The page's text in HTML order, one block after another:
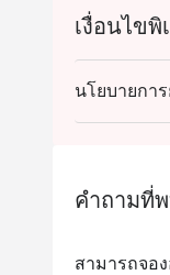
เงื่อนไขพิ
นโยบายกา
คำถามที่
สามารถจอ